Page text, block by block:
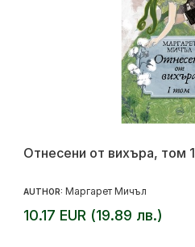
Отнесени от вихъра, том 1
AUTHOR: Маргарет Мичъл
10.17 EUR (19.89 лв.)